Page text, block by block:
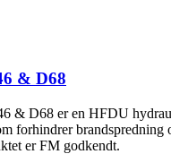
& D68
& D68 er en HFDU
forhindrer
er FM godkendt.